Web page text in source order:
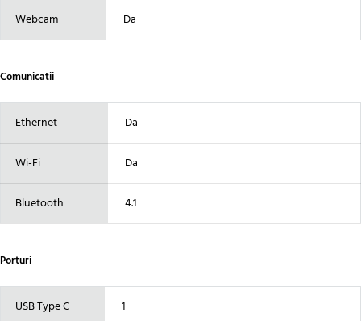
Webcam Da
Comunicatii
Ethernet Da
Wi-Fi Da
Bluetooth 4.1
Porturi
USB Type C 1